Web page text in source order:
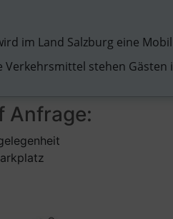
im Land Salzburg eine
stehen Gästen
Anfrage: